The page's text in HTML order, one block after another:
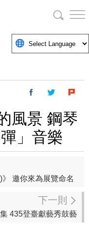
風景 鋼琴
」音樂
邀你來為展覽命名
下一則
435登臺獻藝秀鼓藝